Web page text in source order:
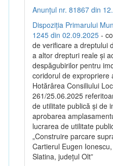
Anunțul nr. 81867 din
Dispoziția Primarului
1245 din 02.09.2025 -
de verificare a dreptului
a altor drepturi reale și
despăgubirilor pentru
coridorul de expropriere
Hotărârea Consiliului
261/25.06.2025
de utilitate publică și de
aprobarea
lucrarea de utilitate
„Construire parcare
Cartierul Eugen
Slatina, județul Olt”